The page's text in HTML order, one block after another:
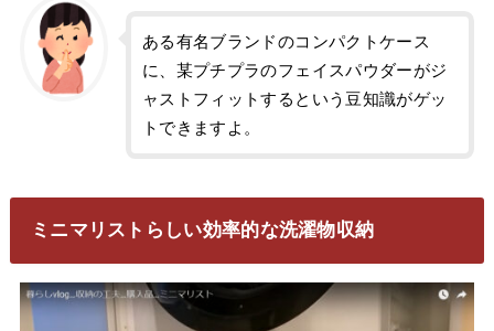
ある有名ブランドのコンパクトケース
に、某プチプラのフェイスパウダーがジ
ャストフィットするという豆知識がゲッ
トできますよ。
ミニマリストらしい効率的な洗濯物収納